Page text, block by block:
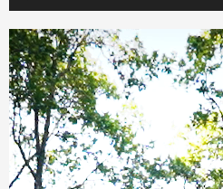
Video
Player